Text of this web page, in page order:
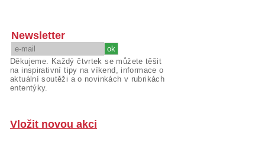
Newsletter
Děkujeme. Každý čtvrtek se můžete těšit
na inspirativní tipy na víkend, informace o
aktuální soutěži a o novinkách v rubrikách
ententýky.
Vložit novou akci